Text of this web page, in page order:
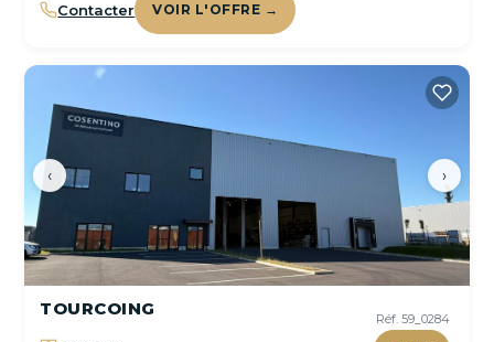
Contacter VOIR L'OFFRE →
‹ ›
Réf. 59_0284
TOURCOING